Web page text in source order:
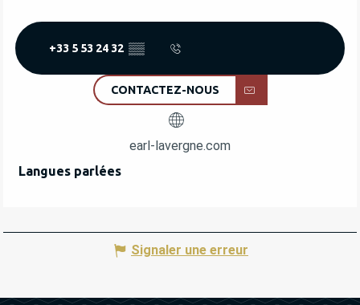
+33 5 53 24 32 ▒▒
CONTACTEZ-NOUS
earl-lavergne.com
Langues parlées
Langues parlées
Signaler une erreur